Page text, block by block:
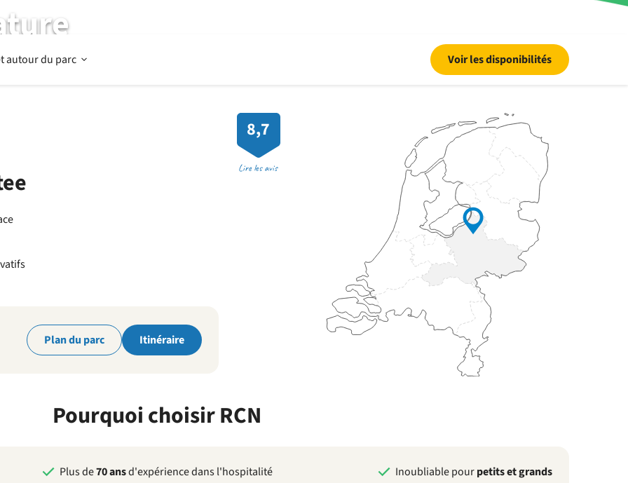
autour du parc Ouvrir Voir les disponibilités
8,7
Lire les avis
Plan du parc Itinéraire
Pourquoi choisir RCN
Plus de70 ansd'expérience dans l'hospitalité Inoubliable pourpetits et grands